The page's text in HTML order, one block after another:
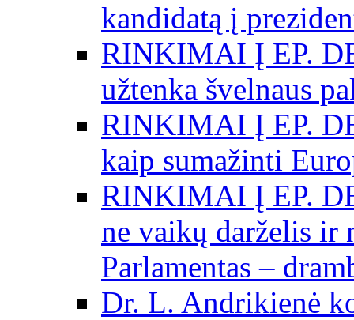
kandidatą į
RINKIMAI Į EP.
užtenka švelnaus
RINKIMAI Į EP.
kaip sumažinti
RINKIMAI Į EP.
ne vaikų darželis ir
Parlamentas –
Dr. L. Andrikienė